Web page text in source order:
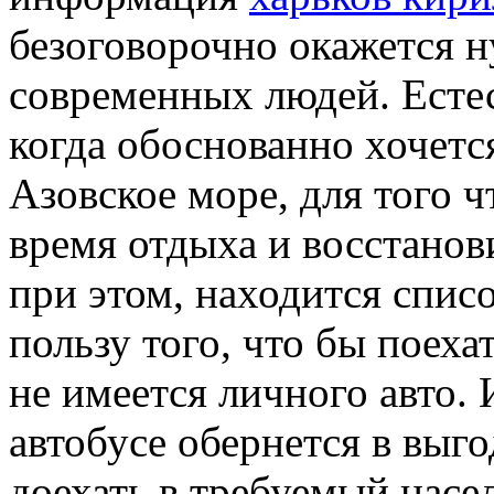
безоговорочно окажется
современных людей.
когда обоснованно
Азовское море, для того
время отдыха и
при этом, находится
пользу того, что бы
не имеется личного авто.
автобусе обернется в